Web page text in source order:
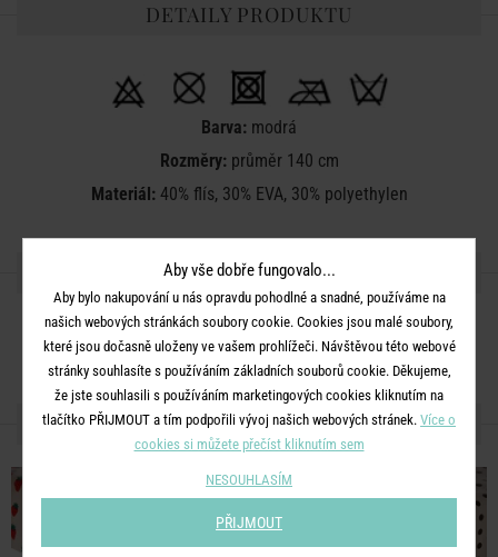
DETAILY PRODUKTU
Barva: modrá
Rozměry:průměr 140 cm
Materiál:40% flís, 30% EVA, 30% polyethylen
SDÍLEJTE S PŘÁTELI
DALŠÍ PRODUKTY ZE SÉRIE
Aby vše dobře fungovalo...
Aby bylo nakupování u nás opravdu pohodlné a snadné, používáme na
našich webových stránkách soubory cookie. Cookies jsou malé soubory,
které jsou dočasně uloženy ve vašem prohlížeči. Návštěvou této webové
stránky souhlasíte s používáním základních souborů cookie. Děkujeme,
že jste souhlasili s používáním marketingových cookies kliknutím na
tlačítko PŘIJMOUT a tím podpořili vývoj našich webových stránek. Více o
cookies si můžete přečíst kliknutím sem
NESOUHLASÍM
PŘIJMOUT